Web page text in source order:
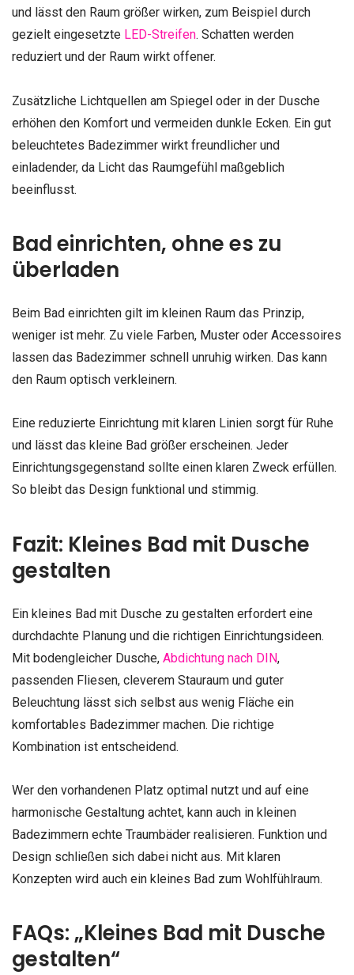
und lässt den Raum größer wirken, zum Beispiel durch
gezielt eingesetzte LED-Streifen. Schatten werden
reduziert und der Raum wirkt offener.
Zusätzliche Lichtquellen am Spiegel oder in der Dusche
erhöhen den Komfort und vermeiden dunkle Ecken. Ein gut
beleuchtetes Badezimmer wirkt freundlicher und
einladender, da Licht das Raumgefühl maßgeblich
beeinflusst.
Bad einrichten, ohne es zu
überladen
Beim Bad einrichten gilt im kleinen Raum das Prinzip,
weniger ist mehr. Zu viele Farben, Muster oder Accessoires
lassen das Badezimmer schnell unruhig wirken. Das kann
den Raum optisch verkleinern.
Eine reduzierte Einrichtung mit klaren Linien sorgt für Ruhe
und lässt das kleine Bad größer erscheinen. Jeder
Einrichtungsgegenstand sollte einen klaren Zweck erfüllen.
So bleibt das Design funktional und stimmig.
Fazit: Kleines Bad mit Dusche
gestalten
Ein kleines Bad mit Dusche zu gestalten erfordert eine
durchdachte Planung und die richtigen Einrichtungsideen.
Mit bodengleicher Dusche, Abdichtung nach DIN,
passenden Fliesen, cleverem Stauraum und guter
Beleuchtung lässt sich selbst aus wenig Fläche ein
komfortables Badezimmer machen. Die richtige
Kombination ist entscheidend.
Wer den vorhandenen Platz optimal nutzt und auf eine
harmonische Gestaltung achtet, kann auch in kleinen
Badezimmern echte Traumbäder realisieren. Funktion und
Design schließen sich dabei nicht aus. Mit klaren
Konzepten wird auch ein kleines Bad zum Wohlfühlraum.
FAQs: „Kleines Bad mit Dusche
gestalten“